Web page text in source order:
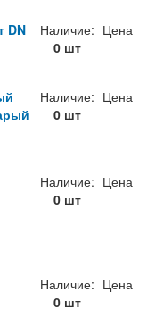
DN
Наличие:
0 шт
Цена
Наличие:
0 шт
Цена
Наличие:
0 шт
Цена
Наличие:
0 шт
Цена